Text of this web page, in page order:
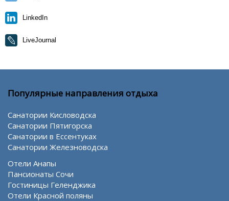
LinkedIn
LiveJournal
Популярные направления отдыха
Санатории Кисловодска
Санатории Пятигорска
Санатории в Ессентуках
Санатории Железноводска
Отели Анапы
Пансионаты Сочи
Гостиницы Геленджика
Отели Красной поляны